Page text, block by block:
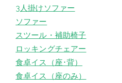
3人掛けソファー
ソファー
スツール・補助椅子
ロッキングチェアー
食卓イス（座･背）
食卓イス（座のみ）